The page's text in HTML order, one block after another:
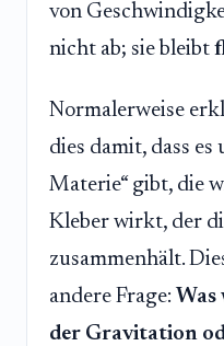
von
nicht ab; sie bleibt
Normalerweise
dies damit, dass
Materie“ gibt, die
Kleber wirkt, der
zusammenhält.
andere Frage: Was
der Gravitation